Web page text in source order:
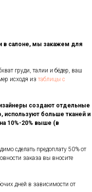
в салоне, мы закажем для
груди, талии и бёдер, ваш
исходя из таблицы с
создают отдельные
используют больше тканей и
10%-20% выше (в
сделать предоплату 50% от
заказа вы вносите
дней в зависимости от